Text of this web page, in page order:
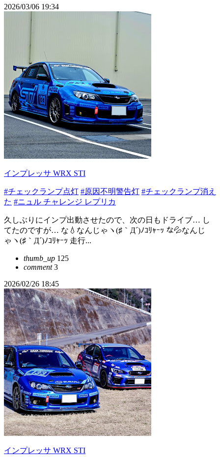
2026/03/06 19:34
インプレッサ WRX STI
#チェックランプ点灯 #原因不明警告灯 #チェックランプ消え
た #ニュル チャレンジ レプリカ
久しぶりにインプ出動させたので、次の日もドライブ… し
てたのですが… な💧なんじゃヽ(♯｀Д´)ﾉｺﾘｬｰｯ な💦なんじ
ゃヽ(♯｀Д´)ﾉｺﾘｬｰｯ 走行...
thumb_up 125
comment3
2026/02/26 18:45
インプレッサ WRX STI